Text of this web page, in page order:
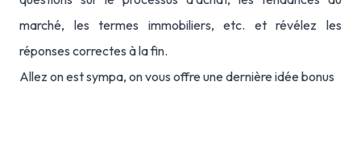
marché, les termes immobiliers, etc. et révélez les
réponses correctes à la fin.
Allez on est sympa, on vous offre une dernière idée bonus